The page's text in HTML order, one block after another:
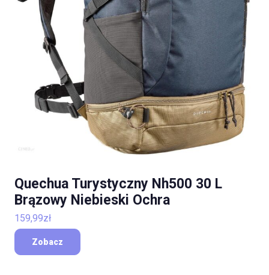
Quechua Turystyczny Nh500 30 L
Brązowy Niebieski Ochra
159,99zł
Zobacz